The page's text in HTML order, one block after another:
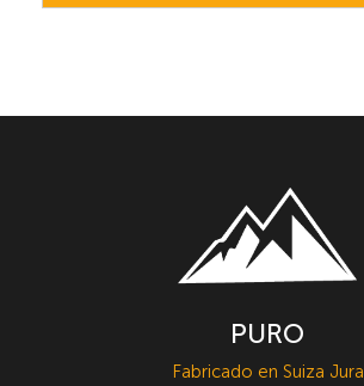
PURO
Fabricado en Suiza Jura